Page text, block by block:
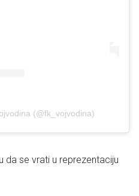
(@fk_vojvodina)
da se vrati u reprezentaciju